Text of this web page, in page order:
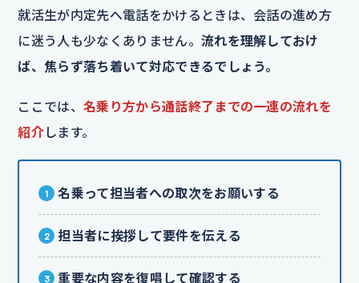
就活生が内定先へ電話をかけるときは、会話の進め方
に迷う人も少なくありません。 流れを理解しておけ
ば、焦らず落ち着いて対応できるでしょう。
ここでは、 名乗り方から通話終了までの一連の流れを
紹介 します。
名乗って担当者への取次をお願いする
担当者に挨拶して要件を伝える
重要な内容を復唱して確認する